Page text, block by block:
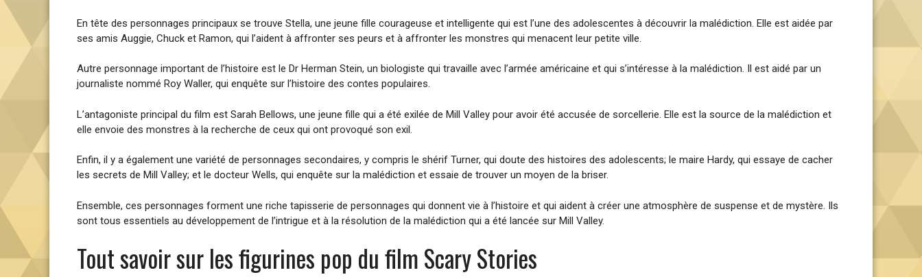
En tête des personnages principaux se trouve Stella, une jeune fille courageuse et intelligente qui est l’une des adolescentes à découvrir la malédiction. Elle est aidée par
ses amis Auggie, Chuck et Ramon, qui l’aident à affronter ses peurs et à affronter les monstres qui menacent leur petite ville.
Autre personnage important de l’histoire est le Dr Herman Stein, un biologiste qui travaille avec l’armée américaine et qui s’intéresse à la malédiction. Il est aidé par un
journaliste nommé Roy Waller, qui enquête sur l’histoire des contes populaires.
L’antagoniste principal du film est Sarah Bellows, une jeune fille qui a été exilée de Mill Valley pour avoir été accusée de sorcellerie. Elle est la source de la malédiction et
elle envoie des monstres à la recherche de ceux qui ont provoqué son exil.
Enfin, il y a également une variété de personnages secondaires, y compris le shérif Turner, qui doute des histoires des adolescents; le maire Hardy, qui essaye de cacher
les secrets de Mill Valley; et le docteur Wells, qui enquête sur la malédiction et essaie de trouver un moyen de la briser.
Ensemble, ces personnages forment une riche tapisserie de personnages qui donnent vie à l’histoire et qui aident à créer une atmosphère de suspense et de mystère. Ils
sont tous essentiels au développement de l’intrigue et à la résolution de la malédiction qui a été lancée sur Mill Valley.
Tout savoir sur les figurines pop du film Scary Stories